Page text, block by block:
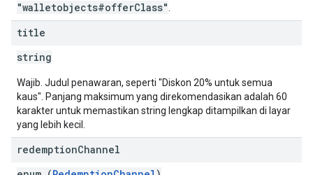
"walletobjects#offerClass"
title
string
Wajib. Judul penawaran, seperti "Diskon 20% untuk semua
kaus". Panjang maksimum yang direkomendasikan adalah 60
karakter untuk memastikan string lengkap ditampilkan di layar
yang lebih kecil.
redemptionChannel